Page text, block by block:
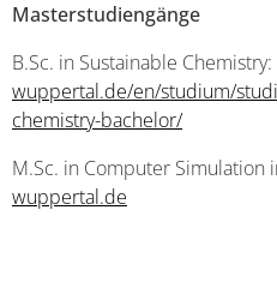
Masterstudiengänge
B.Sc. in Sustainable Chemistry:
wuppertal.de/en/studium/
chemistry-bachelor/
M.Sc. in Computer Simulation
wuppertal.de